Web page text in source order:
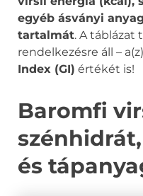
egyéb ásványi
tartalmát. A táblázat
rendelkezésre áll – a(z)
Index (GI) értékét is!
Baromfi
és